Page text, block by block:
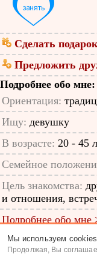
Сделать подарок
Предложить
Подробнее обо мне:
Ориентация:
Ищу: девушку
В возрасте: 20 - 45
Семейное
Цель знакомства:
и отношения,
Подробнее обо мне
ID анкеты: 53903299
Мы используем cookies
Продолжая, Вы